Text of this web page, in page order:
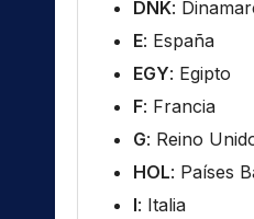
DNK:
E: España
EGY: Egipto
F: Francia
G: Reino
HOL: Países
I: Italia